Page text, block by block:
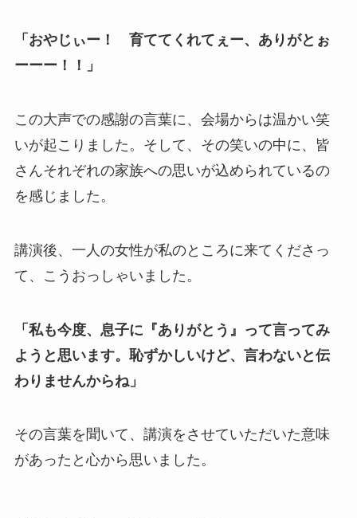
「おやじぃー！ 育ててくれてぇー、ありがとぉ
ーーー！！」
この大声での感謝の言葉に、会場からは温かい笑
いが起こりました。そして、その笑いの中に、皆
さんそれぞれの家族への思いが込められているの
を感じました。
講演後、一人の女性が私のところに来てくださっ
て、こうおっしゃいました。
「私も今度、息子に『ありがとう』って言ってみ
ようと思います。恥ずかしいけど、言わないと伝
わりませんからね」
その言葉を聞いて、講演をさせていただいた意味
があったと心から思いました。